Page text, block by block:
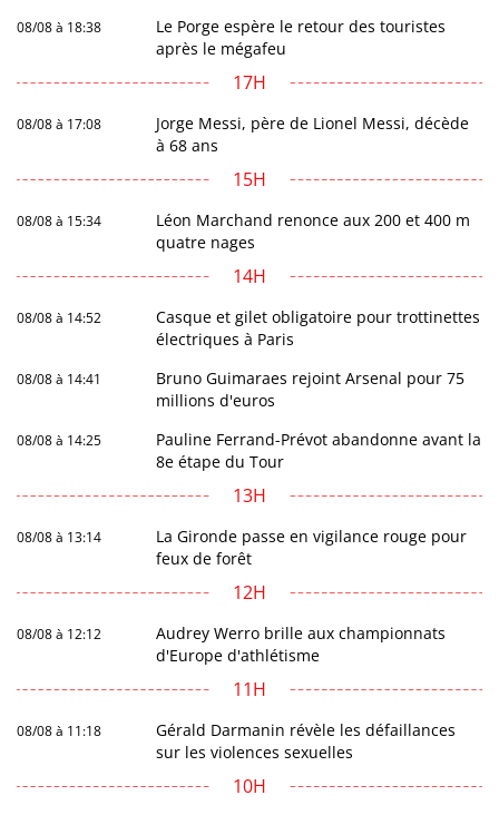
08/08 à 18:38
Le Porge espère le retour des touristes
après le mégafeu
17H
08/08 à 17:08
Jorge Messi, père de Lionel Messi, décède
à 68 ans
15H
08/08 à 15:34
Léon Marchand renonce aux 200 et 400 m
quatre nages
14H
08/08 à 14:52
Casque et gilet obligatoire pour trottinettes
électriques à Paris
08/08 à 14:41
Bruno Guimaraes rejoint Arsenal pour 75
millions d'euros
08/08 à 14:25
Pauline Ferrand-Prévot abandonne avant la
8e étape du Tour
13H
08/08 à 13:14
La Gironde passe en vigilance rouge pour
feux de forêt
12H
08/08 à 12:12
Audrey Werro brille aux championnats
d'Europe d'athlétisme
11H
08/08 à 11:18
Gérald Darmanin révèle les défaillances
sur les violences sexuelles
10H